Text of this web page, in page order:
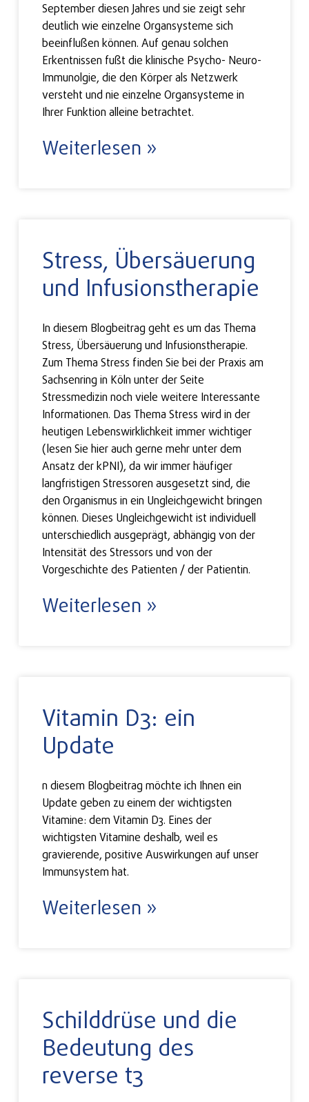
September diesen Jahres und sie zeigt sehr
deutlich wie einzelne Organsysteme sich
beeinflußen können. Auf genau solchen
Erkentnissen fußt die klinische Psycho- Neuro-
Immunolgie, die den Körper als Netzwerk
versteht und nie einzelne Organsysteme in
Ihrer Funktion alleine betrachtet.
Weiterlesen »
Stress, Übersäuerung
und Infusionstherapie
In diesem Blogbeitrag geht es um das Thema
Stress, Übersäuerung und Infusionstherapie.
Zum Thema Stress finden Sie bei der Praxis am
Sachsenring in Köln unter der Seite
Stressmedizin noch viele weitere Interessante
Informationen. Das Thema Stress wird in der
heutigen Lebenswirklichkeit immer wichtiger
(lesen Sie hier auch gerne mehr unter dem
Ansatz der kPNI), da wir immer häufiger
langfristigen Stressoren ausgesetzt sind, die
den Organismus in ein Ungleichgewicht bringen
können. Dieses Ungleichgewicht ist individuell
unterschiedlich ausgeprägt, abhängig von der
Intensität des Stressors und von der
Vorgeschichte des Patienten / der Patientin.
Weiterlesen »
Vitamin D3: ein
Update
n diesem Blogbeitrag möchte ich Ihnen ein
Update geben zu einem der wichtigsten
Vitamine: dem Vitamin D3. Eines der
wichtigsten Vitamine deshalb, weil es
gravierende, positive Auswirkungen auf unser
Immunsystem hat.
Weiterlesen »
Schilddrüse und die
Bedeutung des
reverse t3